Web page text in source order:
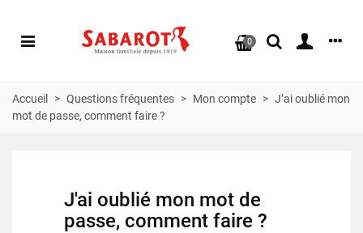
0
Accueil > Questions fréquentes > Mon compte > J’ai oublié mon
mot de passe, comment faire ?
J'ai oublié mon mot de
passe, comment faire ?